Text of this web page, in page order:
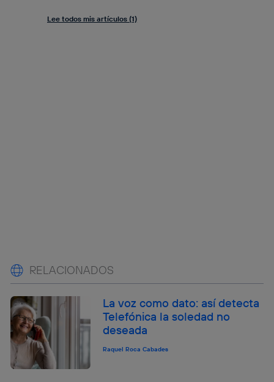
Lee todos mis artículos (1)
RELACIONADOS
La voz como dato: así detecta
Telefónica la soledad no
deseada
Raquel Roca Cabades